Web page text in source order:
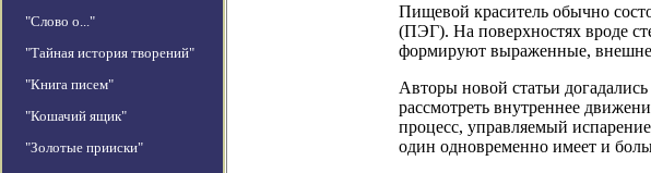
"Слово о..."
"Тайная история творений"
"Книга писем"
"Кошачий ящик"
"Золотые прииски"
Пищевой краситель обычно
(ПЭГ). На поверхностях вроде
формируют выраженные, внешне
Авторы новой статьи
рассмотреть внутреннее
процесс, управляемый
один одновременно имеет и